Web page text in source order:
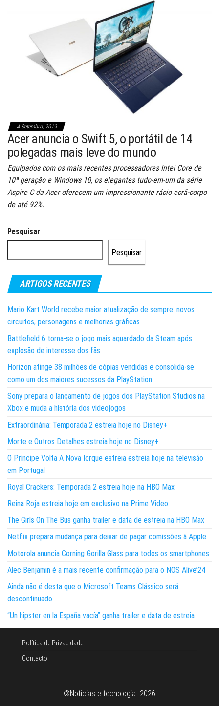
4 Setembro, 2019
Acer anuncia o Swift 5, o portátil de 14
polegadas mais leve do mundo
Equipados com os mais recentes processadores Intel Core de
10ª geração e Windows 10, os elegantes tudo-em-um da série
Aspire C da Acer oferecem um impressionante rácio ecrã-corpo
de até 92%.
Pesquisar
Pesquisar
ARTIGOS RECENTES
Mario Kart World recebe maior atualização de sempre: novos
circuitos, personagens e melhorias gráficas
Battlefield 6 torna-se o jogo mais aguardado da Steam após
explosão de interesse dos fãs
Horizon atinge 38 milhões de cópias vendidas e consolida-se
como um dos maiores sucessos da PlayStation
Sony prepara o lançamento de jogos dos PlayStation Studios na
Xbox e muda a história dos videojogos
Extraordinária: Temporada 2 estreia hoje no Disney+
Morte e Outros Detalhes estreia hoje no Disney+
O Príncipe Volta A Nova Iorque estreia estreia hoje na televisão
em Portugal
Royal Crackers: Temporada 2 estreia hoje na HBO Max
Reina Roja estreia hoje em exclusivo na Prime Video
The Girls On The Bus ganha trailer e data de estreia na HBO Max
Netflix prepara mudança para deixar de pagar comissões à Apple
Motorola anuncia Corning Gorilla Glass para todos os smartphones
Alec Benjamin é a mais recente confirmação para o NOS Alive’24
Ainda não é desta que o Microsoft Teams Clássico será
descontinuado
“Un hipster en la España vacía” ganha trailer e data de estreia
Política de Privacidade
Contacto
©Noticias e tecnologia 2026